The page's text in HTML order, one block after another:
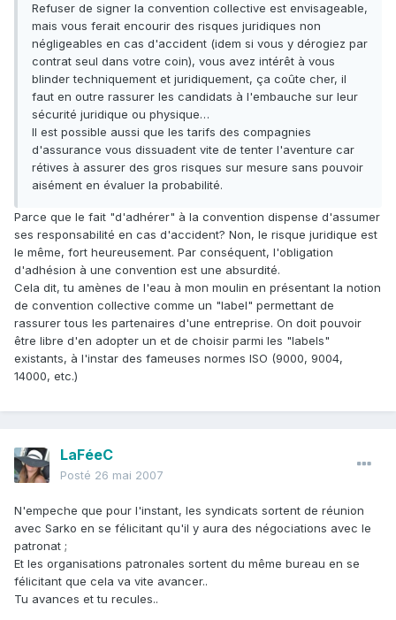
Refuser de signer la convention collective est envisageable,
mais vous ferait encourir des risques juridiques non
négligeables en cas d'accident (idem si vous y dérogiez par
contrat seul dans votre coin), vous avez intérêt à vous
blinder techniquement et juridiquement, ça coûte cher, il
faut en outre rassurer les candidats à l'embauche sur leur
sécurité juridique ou physique…
Il est possible aussi que les tarifs des compagnies
d'assurance vous dissuadent vite de tenter l'aventure car
rétives à assurer des gros risques sur mesure sans pouvoir
aisément en évaluer la probabilité.
Parce que le fait "d'adhérer" à la convention dispense d'assumer
ses responsabilité en cas d'accident? Non, le risque juridique est
le même, fort heureusement. Par conséquent, l'obligation
d'adhésion à une convention est une absurdité.
Cela dit, tu amènes de l'eau à mon moulin en présentant la notion
de convention collective comme un "label" permettant de
rassurer tous les partenaires d'une entreprise. On doit pouvoir
être libre d'en adopter un et de choisir parmi les "labels"
existants, à l'instar des fameuses normes ISO (9000, 9004,
14000, etc.)
LaFéeC
Posté 26 mai 2007
N'empeche que pour l'instant, les syndicats sortent de réunion
avec Sarko en se félicitant qu'il y aura des négociations avec le
patronat ;
Et les organisations patronales sortent du même bureau en se
félicitant que cela va vite avancer..
Tu avances et tu recules..